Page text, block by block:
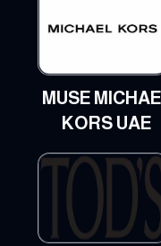
MUSE
KORS UAE